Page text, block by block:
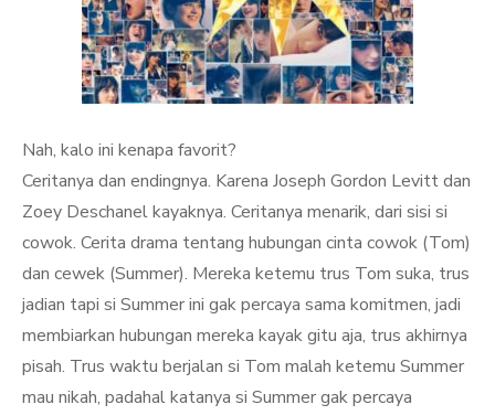
Nah, kalo ini kenapa favorit?
Ceritanya dan endingnya. Karena Joseph Gordon Levitt dan
Zoey Deschanel kayaknya. Ceritanya menarik, dari sisi si
cowok. Cerita drama tentang hubungan cinta cowok (Tom)
dan cewek (Summer). Mereka ketemu trus Tom suka, trus
jadian tapi si Summer ini gak percaya sama komitmen, jadi
membiarkan hubungan mereka kayak gitu aja, trus akhirnya
pisah. Trus waktu berjalan si Tom malah ketemu Summer
mau nikah, padahal katanya si Summer gak percaya